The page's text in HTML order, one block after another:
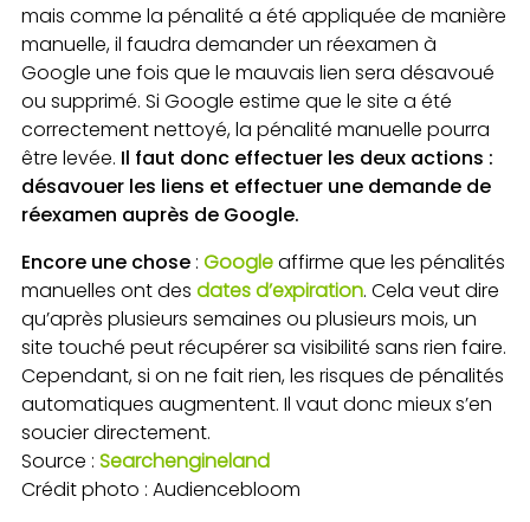
mais comme la pénalité a été appliquée de manière
manuelle, il faudra demander un réexamen à
Google une fois que le mauvais lien sera désavoué
ou supprimé. Si Google estime que le site a été
correctement nettoyé, la pénalité manuelle pourra
être levée. Il faut donc effectuer les deux actions :
désavouer les liens et effectuer une demande de
réexamen auprès de Google.
Encore une chose : Googleaffirme que les pénalités
manuelles ont des dates d’expiration. Cela veut dire
qu’après plusieurs semaines ou plusieurs mois, un
site touché peut récupérer sa visibilité sans rien faire.
Cependant, si on ne fait rien, les risques de pénalités
automatiques augmentent. Il vaut donc mieux s’en
soucier directement.
Source : Searchengineland
Crédit photo : Audiencebloom